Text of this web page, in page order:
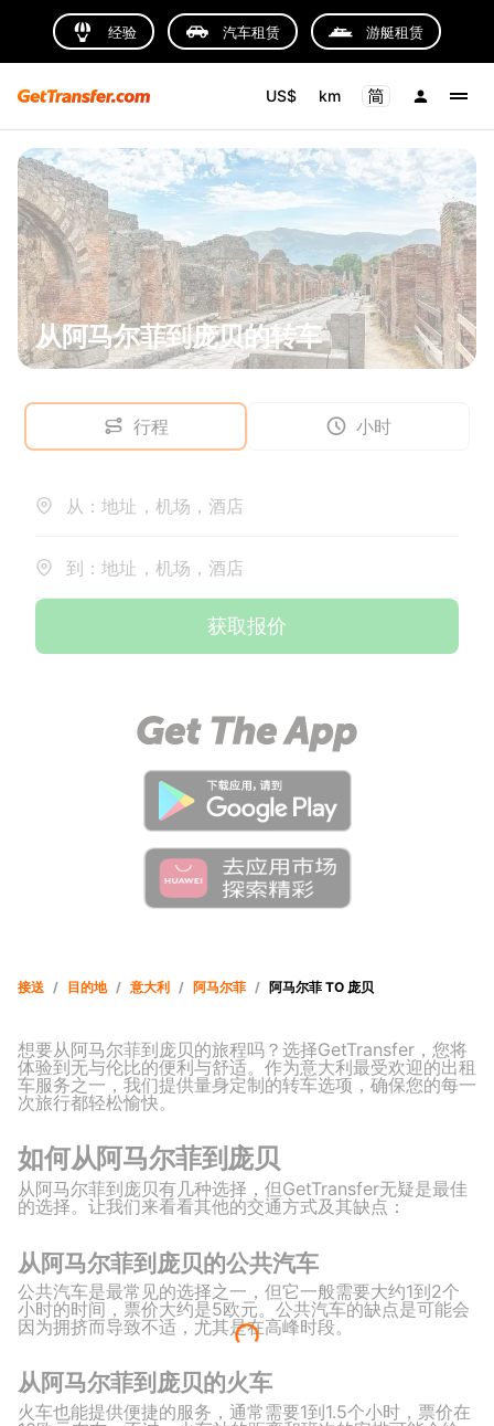
经验 汽车租赁 游艇租赁
US$ km
从阿马尔菲到庞贝的转车
行程 小时
从：地址，机场，酒店
到：地址，机场，酒店
获取报价
接送 / 目的地 / 意大利 / 阿马尔菲 / 阿马尔菲 TO 庞贝
想要从阿马尔菲到庞贝的旅程吗？选择GetTransfer，您将
体验到无与伦比的便利与舒适。作为意大利最受欢迎的出租
车服务之一，我们提供量身定制的转车选项，确保您的每一
次旅行都轻松愉快。
如何从阿马尔菲到庞贝
从阿马尔菲到庞贝有几种选择，但GetTransfer无疑是最佳
的选择。让我们来看看其他的交通方式及其缺点：
从阿马尔菲到庞贝的公共汽车
公共汽车是最常见的选择之一，但它一般需要大约1到2个
小时的时间，票价大约是5欧元。公共汽车的缺点是可能会
因为拥挤而导致不适，尤其是在高峰时段。
从阿马尔菲到庞贝的火车
火车也能提供便捷的服务，通常需要1到1.5个小时，票价在